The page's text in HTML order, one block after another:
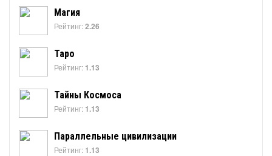
Магия
Рейтинг:2.26
Таро
Рейтинг: 1.13
Тайны Космоса
Рейтинг: 1.13
Параллельные цивилизации
Рейтинг: 1.13